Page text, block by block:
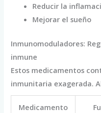
Reducir la
Mejorar el sueño
Inmunomoduladores:
inmune
Estos medicamentos
inmunitaria exagerada.
Medicamento